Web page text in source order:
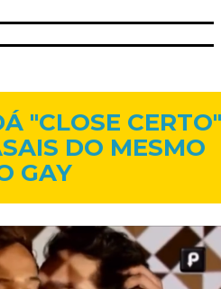
"CLOSE CERTO"
DO MESMO
GAY